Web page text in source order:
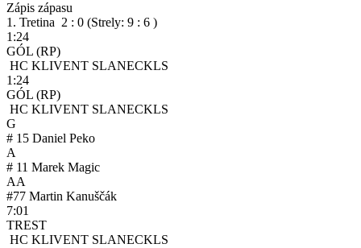
Zápis zápasu
1. Tretina 2 : 0 (Strely: 9 : 6 )
1:24
GÓL (RP)
HC KLIVENT SLANECKLS
1:24
GÓL (RP)
HC KLIVENT SLANECKLS
G
# 15 Daniel Peko
A
# 11 Marek Magic
AA
#77 Martin Kanuščák
7:01
TREST
HC KLIVENT SLANECKLS